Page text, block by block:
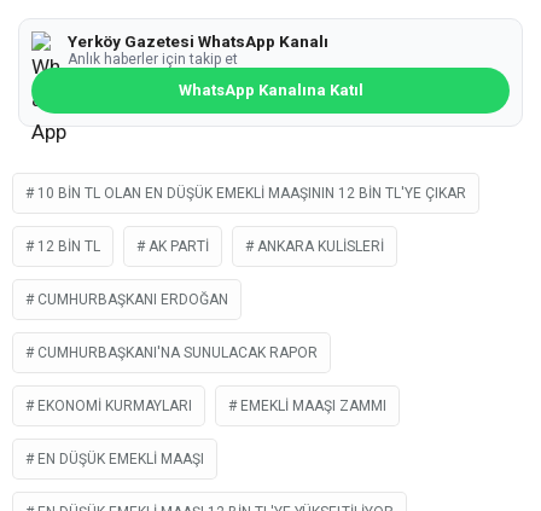
Yerköy Gazetesi WhatsApp Kanalı
Anlık haberler için takip et
WhatsApp Kanalına Katıl
10 BIN TL OLAN EN DÜŞÜK EMEKLI MAAŞININ 12 BIN TL'YE ÇIKAR
12 BIN TL AK PARTI ANKARA KULISLERI
CUMHURBAŞKANI ERDOĞAN
CUMHURBAŞKANI'NA SUNULACAK RAPOR
EKONOMI KURMAYLARI EMEKLI MAAŞI ZAMMI
EN DÜŞÜK EMEKLI MAAŞI